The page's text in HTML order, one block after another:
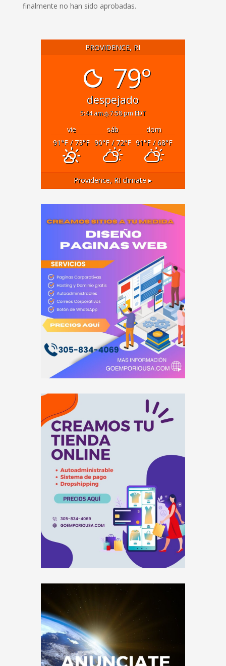
finalmente no han sido aprobadas.
PROVIDENCE, RI
79°
despejado
5:44 am 7:58 pm EDT
vie sáb
dom
91°F/ 73°F 90°F/ 72°F 91°F/ 68°F
Providence, RI climate ▸